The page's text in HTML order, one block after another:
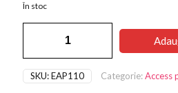
a
fost:
297,47
În stoc
TP-
LinkSKU:EAP110 Categorie:Access